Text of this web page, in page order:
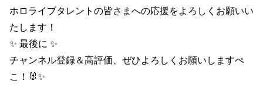
ホロライブタレントの皆さまへの応援をよろしくお願いい
たします！
✨ 最後に ✨
チャンネル登録＆高評価、ぜひよろしくお願いしますぺ
こ！🐰✨